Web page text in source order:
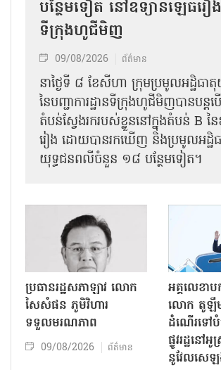
បន្ថែមទៀត នៅឧទ្យានឡេធីរៀង
ទីក្រុងហូជីមិញ
09/08/2026 ព័ត៌មាន
នាថ្ងៃទី ៨ ខែសីហា ក្រុមប្រមូលអដ្ឋិធា
នៃបញ្ជាការដ្ឋានទីក្រុងហូជីមិញបានបន្
តំបន់ស្វែងរករបស់ខ្លួននៅក្នុងតំបន់ B ន
រៀង ដោយបានរកឃើញ និងប្រមូលអដ្ឋិ
យុទ្ធជនពលីចំនួន ១៨ បន្ថែមទៀត។
ប្រធានរដ្ឋសភាឡាវ លោក
សៃសំផន ភូមិវិហារ
ទទួលមរណភាព
09/08/2026 ព័ត៌មាន
អគ្គលេខាប
លោក តូឡឹ
ដំណើរទៅ
ផ្លូវរដ្ឋនៅ
នូវែលសេ